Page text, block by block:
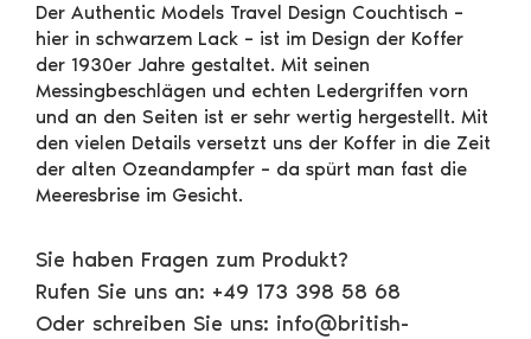
Der Authentic Models Travel Design Couchtisch –
hier in schwarzem Lack – ist im Design der Koffer
der 1930er Jahre gestaltet. Mit seinen
Messingbeschlägen und echten Ledergriffen vorn
und an den Seiten ist er sehr wertig hergestellt. Mit
den vielen Details versetzt uns der Koffer in die Zeit
der alten Ozeandampfer – da spürt man fast die
Meeresbrise im Gesicht.
Sie haben Fragen zum Produkt?
Rufen Sie uns an: +49 173 398 58 68
Oder schreiben Sie uns: info@british-